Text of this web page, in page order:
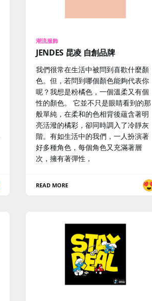
潮流服飾
JENDES 昆凌 自創品牌
我們很常在生活中被問到喜歡什麼顏
色。但，若問到哪個顏色能夠代表你
呢？我想是粉橘色，一個溫柔又有個
性的顏色。 它並不只是眼睛看到的那
般單純，在柔和的色相背後蘊含著明
亮活潑的橘彩，卻同時調入了冷靜灰
階。有如生活中的我們，一人扮演著
好多種角色，每個角色又充滿著層
次，擁有著彈性，
READ MORE